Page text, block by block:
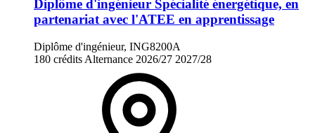
Diplôme d'ingénieur Spécialité énergétique, en
partenariat avec l'ATEE en apprentissage
Diplôme d'ingénieur, ING8200A
180 crédits Alternance 2026/27 2027/28